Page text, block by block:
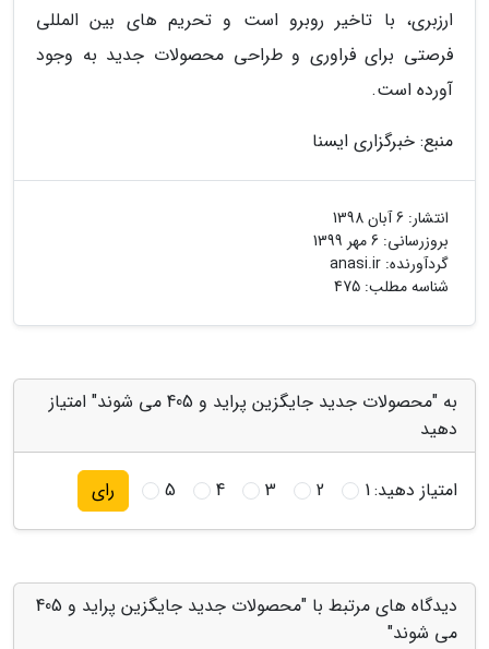
ارزبری، با تاخیر روبرو است و تحریم های بین المللی
فرصتی برای فراوری و طراحی محصولات جدید به وجود
آورده است.
منبع: خبرگزاری ایسنا
انتشار: 6 آبان 1398
بروزرسانی: 6 مهر 1399
گردآورنده: anasi.ir
شناسه مطلب: 475
به "محصولات جدید جایگزین پراید و 405 می شوند" امتیاز
دهید
امتیاز دهید:1
2
3
4
5 رای
دیدگاه های مرتبط با "محصولات جدید جایگزین پراید و 405
می شوند"